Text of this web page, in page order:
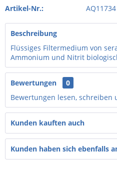
Artikel-Nr.: AQ11734
Beschreibung
Flüssiges Filtermedium von
Ammonium und Nitrit
Bewertungen
0
Bewertungen lesen, schreiben
Kunden kauften auch
Kunden haben sich ebenfalls